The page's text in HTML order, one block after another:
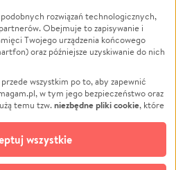
Powódź
Wichura
NGO
Edukacja
Podróż
Impreza
Ochrona środowiska
Biznes
rozwiązań technologicznych,
Obejmuje to zapisywanie i
Twojego urządzenia końcowego
oraz późniejsze uzyskiwanie do nich
wszystkim po to, aby zapewnić
w tym jego bezpieczeństwo oraz
temu tzw.niezbędne pliki cookie, które
plików cookie
i retargetingowych. Możesz wyrazić
W dowolnym momencie masz
wszystkie